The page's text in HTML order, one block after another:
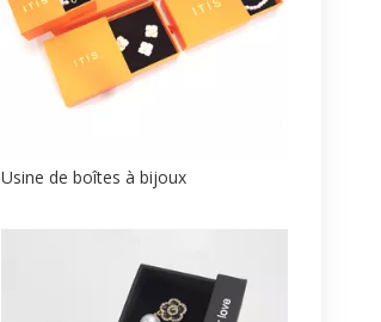
Usine de boîtes à bijoux